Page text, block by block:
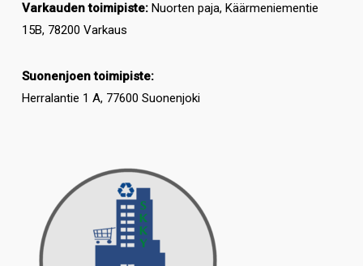
Varkauden toimipiste:Nuorten paja, Käärmeniementie
15B, 78200 Varkaus
Suonenjoen toimipiste:
Herralantie 1 A, 77600 Suonenjoki